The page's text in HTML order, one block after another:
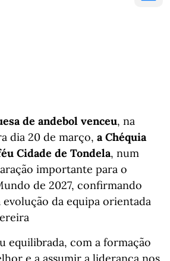
de andebol venceu, na
dia 20 de março, a Chéquia
Cidade de Tondela, num
importante para o
de 2027, confirmando
evolução da equipa orientada
equilibrada, com a formação
e a assumir a liderança nos